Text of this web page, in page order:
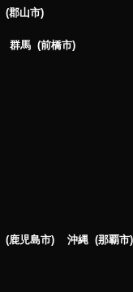
郡山市
群馬 前橋市
鹿児島市 沖縄 那覇市